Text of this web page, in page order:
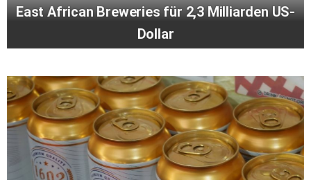
East African Breweries für 2,3 Milliarden US-
Dollar